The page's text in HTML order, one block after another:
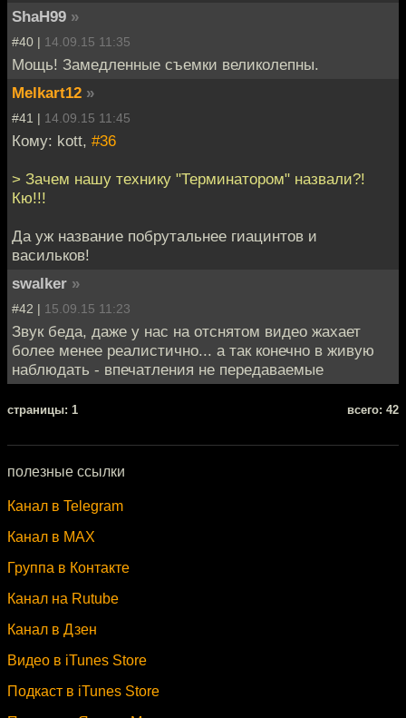
ShaH99 »
#40 | 14.09.15 11:35
Мощь! Замедленные съемки великолепны.
Melkart12 »
#41 | 14.09.15 11:45
Кому: kott, #36
> Зачем нашу технику "Терминатором" назвали?!
Кю!!!
Да уж название побрутальнее гиацинтов и
васильков!
swalker »
#42 | 15.09.15 11:23
Звук беда, даже у нас на отснятом видео жахает
более менее реалистично... а так конечно в живую
наблюдать - впечатления не передаваемые
cтраницы: 1 всего: 42
полезные ссылки
Канал в Telegram
Канал в MAX
Группа в Контакте
Канал на Rutube
Канал в Дзен
Видео в iTunes Store
Подкаст в iTunes Store